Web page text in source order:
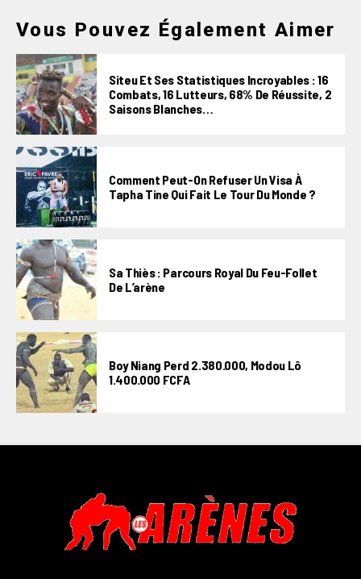
Vous Pouvez Également Aimer
Siteu Et Ses Statistiques Incroyables : 16
Combats, 16 Lutteurs, 68% De Réussite, 2
Saisons Blanches…
Comment Peut-On Refuser Un Visa À
Tapha Tine Qui Fait Le Tour Du Monde ?
Sa Thiès : Parcours Royal Du Feu-Follet
De L’arène
Boy Niang Perd 2.380.000, Modou Lô
1.400.000 FCFA